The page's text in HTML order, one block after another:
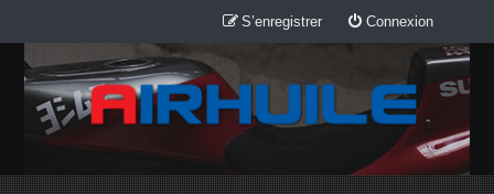
Connexion
S’enregistrer